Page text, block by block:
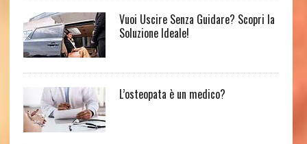
Vuoi Uscire Senza Guidare? Scopri la
Soluzione Ideale!
L’osteopata è un medico?